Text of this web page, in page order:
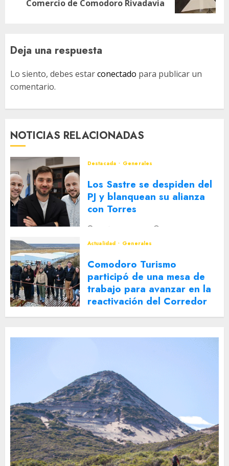
entrada:
Comercio de Comodoro Rivadavia
Deja una respuesta
Lo siento, debes estarconectado para publicar un
comentario.
NOTICIAS RELACIONADAS
Destacada Generales
Los Sastre se despiden del
PJ y blanquean su alianza
con Torres
2 DE AGOSTO DE 2026
Actualidad
Generales
Comodoro Turismo
participó de una mesa de
trabajo para avanzar en la
reactivación del Corredor
Turístico Integrado